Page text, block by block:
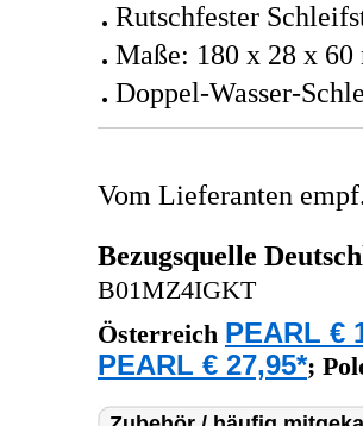
Rutschfester
Maße: 180 x 28 x
Doppel-Wasser-
Vom Lieferanten
Bezugsquelle
B01MZ4IGKT
Österreich PEARL €
PEARL € 27,95*;